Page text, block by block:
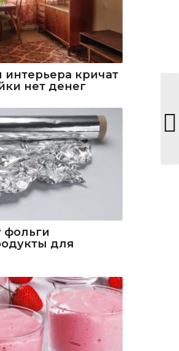
кричат
нет денег
фольги
для